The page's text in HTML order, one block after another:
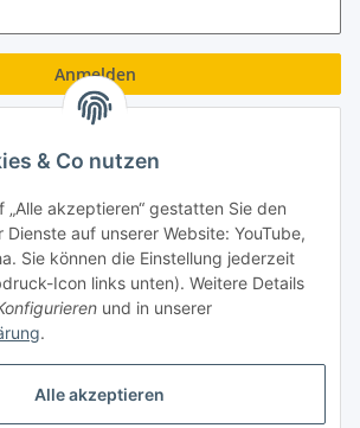
Anmelden
am Sand
& Co nutzen
„Alle akzeptieren“ gestatten Sie den
auf unserer Website: YouTube,
Sie können die Einstellung jederzeit
Icon links unten). Weitere Details
und in unserer
.
Alle akzeptieren